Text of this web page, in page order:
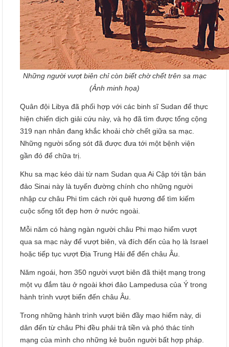
Những người vượt biên chỉ còn biết chờ chết trên sa mạc
(Ảnh minh họa)
Quân đội Libya đã phối hợp với các binh sĩ Sudan để thực
hiện chiến dịch giải cứu này, và họ đã tìm được tổng cộng
319 nạn nhân đang khắc khoải chờ chết giữa sa mạc.
Những người sống sót đã được đưa tới một bệnh viện
gần đó để chữa trị.
Khu sa mạc kéo dài từ nam Sudan qua Ai Cập tới tận bán
đảo Sinai này là tuyến đường chính cho những người
nhập cư châu Phi tìm cách rời quê hương để tìm kiếm
cuộc sống tốt đẹp hơn ở nước ngoài.
Mỗi năm có hàng ngàn người châu Phi mạo hiểm vượt
qua sa mạc này để vượt biên, và đích đến của họ là Israel
hoặc tiếp tục vượt Địa Trung Hải để đến châu Âu.
Năm ngoái, hơn 350 người vượt biên đã thiệt mạng trong
một vụ đắm tàu ở ngoài khơi đảo Lampedusa của Ý trong
hành trình vượt biển đến châu Âu.
Trong những hành trình vượt biên đầy mạo hiểm này, di
dân đến từ châu Phi đều phải trả tiền và phó thác tính
mạng của mình cho những kẻ buôn người bất hợp pháp.